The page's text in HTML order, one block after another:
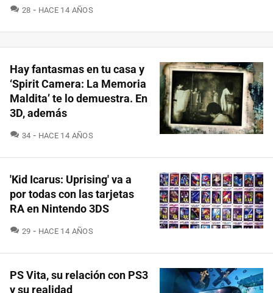
28 COMENTARIOS
HACE 14 AÑOS
Hay fantasmas en tu casa y
‘Spirit Camera: La Memoria
Maldita’ te lo demuestra. En
3D, además
34 COMENTARIOS
HACE 14 AÑOS
'Kid Icarus: Uprising' va a
por todas con las tarjetas
RA en Nintendo 3DS
29 COMENTARIOS
HACE 14 AÑOS
PS Vita, su relación con PS3
y su realidad